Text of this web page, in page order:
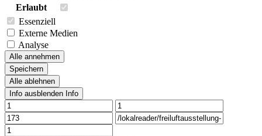
Erlaubt
Essenziell
Externe Medien
Analyse
Alle annehmen
Speichern
Alle ablehnen
Info ausblenden Info